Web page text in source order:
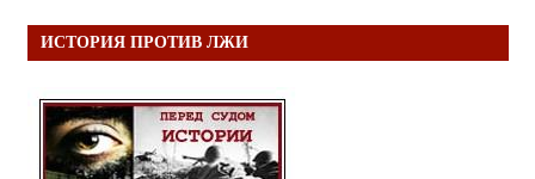
ИСТОРИЯ ПРОТИВ ЛЖИ